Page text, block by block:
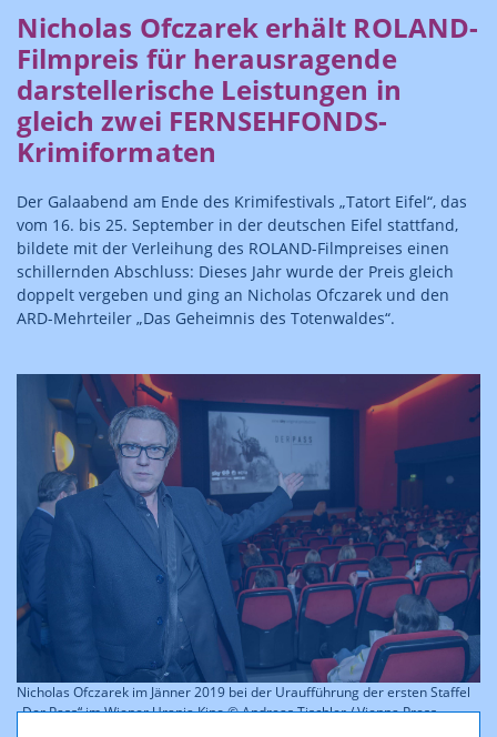
Nicholas Ofczarek erhält ROLAND-
Filmpreis für herausragende
darstellerische Leistungen in
gleich zwei FERNSEHFONDS-
Krimiformaten
Der Galaabend am Ende des Krimifestivals „Tatort Eifel“, das
vom 16. bis 25. September in der deutschen Eifel stattfand,
bildete mit der Verleihung des ROLAND-Filmpreises einen
schillernden Abschluss: Dieses Jahr wurde der Preis gleich
doppelt vergeben und ging an Nicholas Ofczarek und den
ARD-Mehrteiler „Das Geheimnis des Totenwaldes“.
Nicholas Ofczarek im Jänner 2019 bei der Uraufführung der ersten Staffel
„Der Pass“ im Wiener Urania Kino © Andreas Tischler / Vienna Press